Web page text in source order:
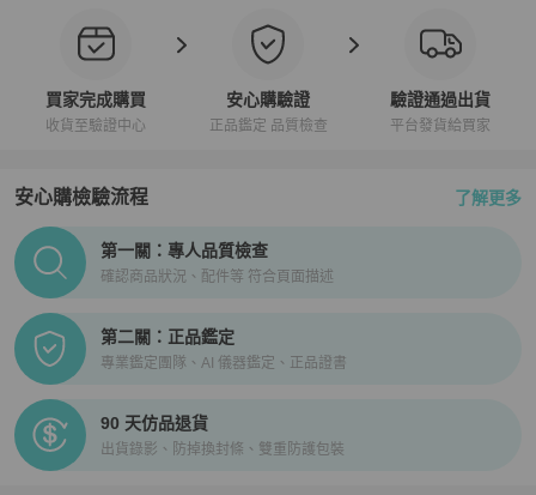
買家完成購買
收貨至驗證中心
安心購驗證
正品鑑定 品質檢查
驗證通過出貨
平台發貨給買家
安心購檢驗流程 了解更多
PopChill拍拍圈正品驗證、安心購檢驗流程介紹
第一關：專人品質檢查
確認商品狀況、配件等 符合頁面描述
第二關：正品鑑定
專業鑑定團隊、AI 儀器鑑定、正品證書
90 天仿品退貨
出貨錄影、防掉換封條、雙重防護包裝